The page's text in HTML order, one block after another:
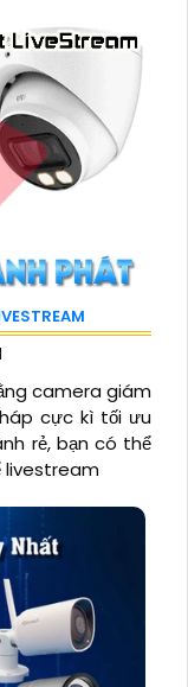
camera giám
cực kì tối ưu
rẻ, bạn có thể
livestream